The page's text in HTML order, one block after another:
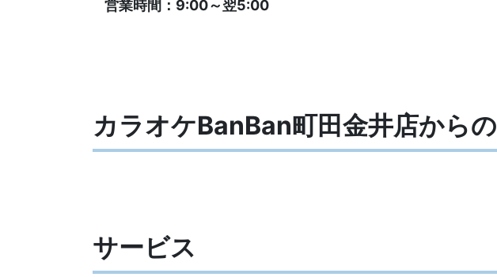
営業時間：9:00～翌5:00
カラオケBanBan町田金井店からの
サービス